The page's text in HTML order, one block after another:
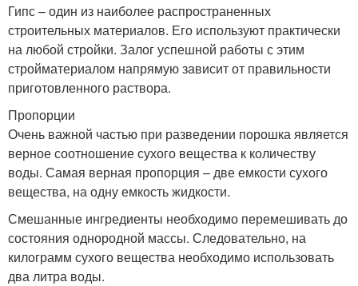
Гипс – один из наиболее распространенных
строительных материалов. Его используют практически
на любой стройки. Залог успешной работы с этим
стройматериалом напрямую зависит от правильности
приготовленного раствора.
Пропорции
Очень важной частью при разведении порошка является
верное соотношение сухого вещества к количеству
воды. Самая верная пропорция – две емкости сухого
вещества, на одну емкость жидкости.
Смешанные ингредиенты необходимо перемешивать до
состояния однородной массы. Следовательно, на
килограмм сухого вещества необходимо использовать
два литра воды.